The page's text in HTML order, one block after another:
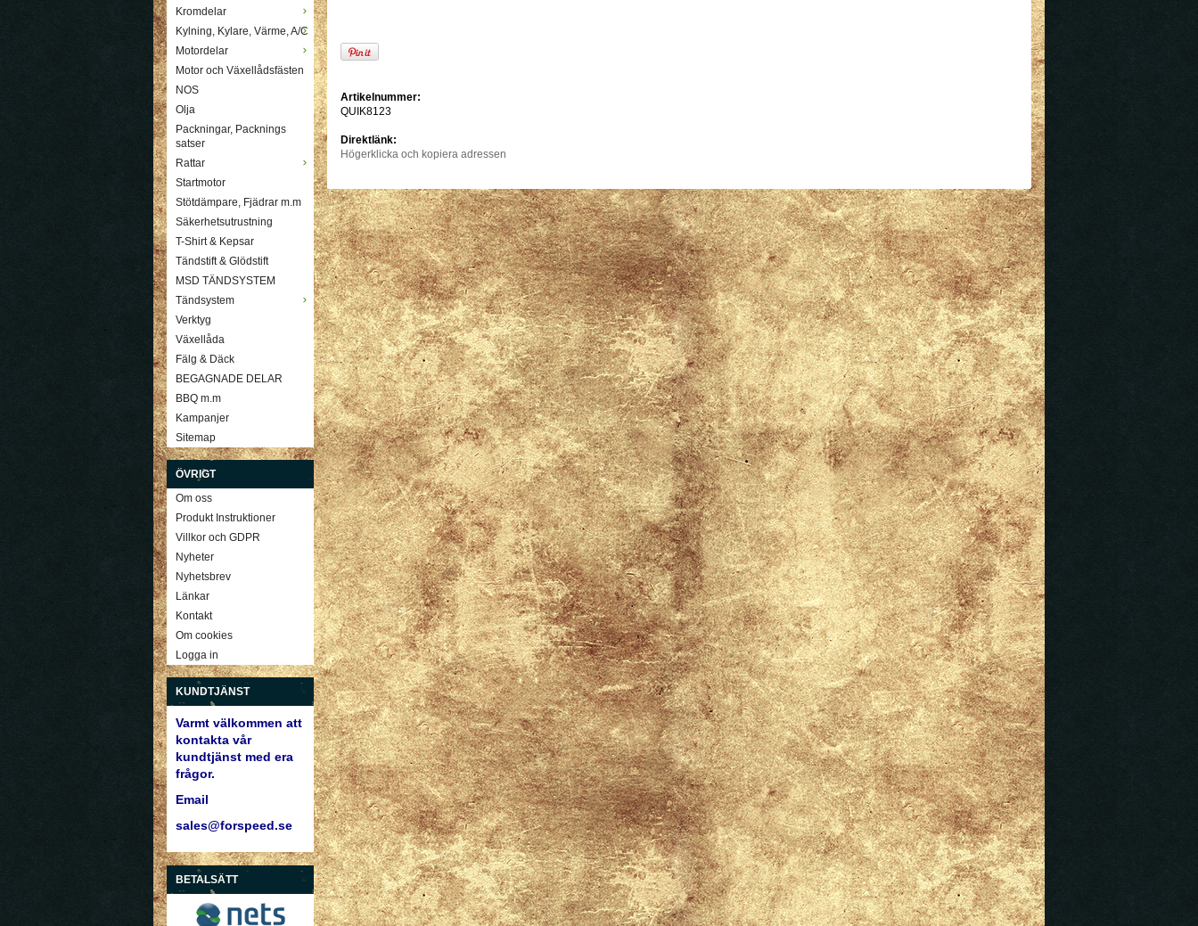
Kromdelar
Kylning, Kylare, Värme, A/C
Motordelar
Motor och Växellådsfästen
NOS
Olja
Packningar, Packnings
satser
Rattar
Startmotor
Stötdämpare, Fjädrar m.m
Säkerhetsutrustning
T-Shirt & Kepsar
Tändstift & Glödstift
MSD TÄNDSYSTEM
Tändsystem
Verktyg
Växellåda
Fälg & Däck
BEGAGNADE DELAR
BBQ m.m
Kampanjer
Sitemap
ÖVRIGT
Om oss
Produkt Instruktioner
Villkor och GDPR
Nyheter
Nyhetsbrev
Länkar
Kontakt
Om cookies
Logga in
KUNDTJÄNST
Varmt välkommen att
kontakta vår
kundtjänst med era
frågor.
Email
sales@forspeed.se
BETALSÄTT
Artikelnummer:
QUIK8123
Direktlänk:
Högerklicka och kopiera adressen